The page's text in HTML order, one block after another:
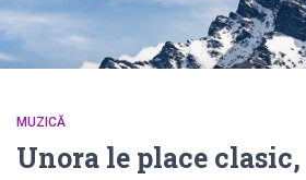
MUZICĂ
Unora le place